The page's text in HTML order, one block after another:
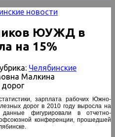
новости
ЮУЖД в
на 15%
Челябинские
Малкина
зарплата рабочих Южно-
дорог в 2010 году выросла на
фигурировали в отчетно-
конференции, прошедшей